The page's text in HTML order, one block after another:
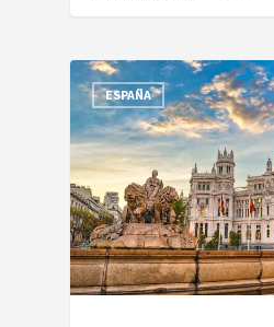
ESPAÑA